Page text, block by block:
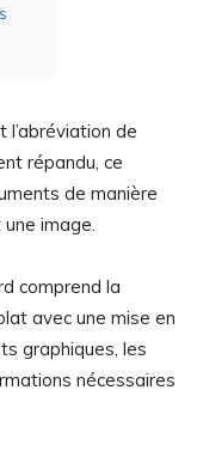
de
répandu, ce
de manière
image.
comprend la
avec une mise en
graphiques, les
nécessaires